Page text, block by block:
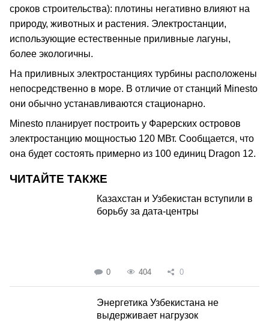
сроков строительства): плотины негативно влияют на
природу, животных и растения. Электростанции,
использующие естественные приливные лагуны,
более экологичны.
На приливных электростанциях турбины расположены
непосредственно в море. В отличие от станций Minesto
они обычно устанавливаются стационарно.
Minesto планирует построить у Фарерских островов
электростанцию мощностью 120 МВт. Сообщается, что
она будет состоять примерно из 100 единиц Dragon 12.
ЧИТАЙТЕ ТАКЖЕ
Казахстан и Узбекистан вступили в
борьбу за дата-центры
0 404 0
Энергетика Узбекистана не
выдерживает нагрузок